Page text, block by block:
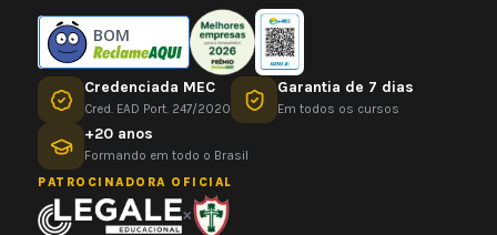
BOM
Credenciada MEC
Cred. EAD Port. 247/2020
Garantia de 7 dias
Em todos os cursos
+20 anos
Formando em todo o Brasil
PATROCINADORA OFICIAL
×